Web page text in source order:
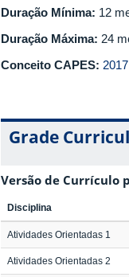
Duração Mínima: 12
Duração Máxima: 24
Conceito CAPES:
Grade
Versão de Currículo
Disciplina
Atividades Orientadas 1
Atividades Orientadas 2